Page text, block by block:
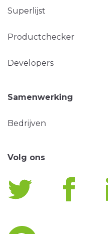
Superlijst
Productchecker
Developers
Samenwerking
Bedrijven
Volg ons